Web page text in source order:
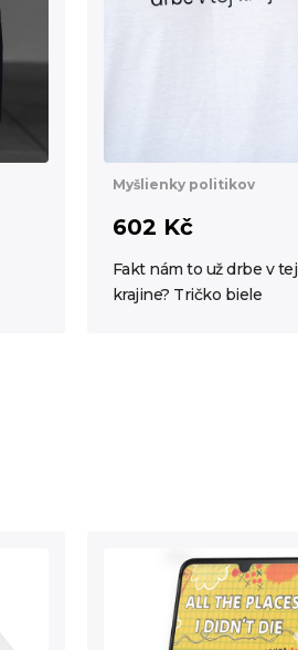
Myšlienky politikov
602 Kč
Fakt nám to už drbe v tej
krajine? Tričko biele